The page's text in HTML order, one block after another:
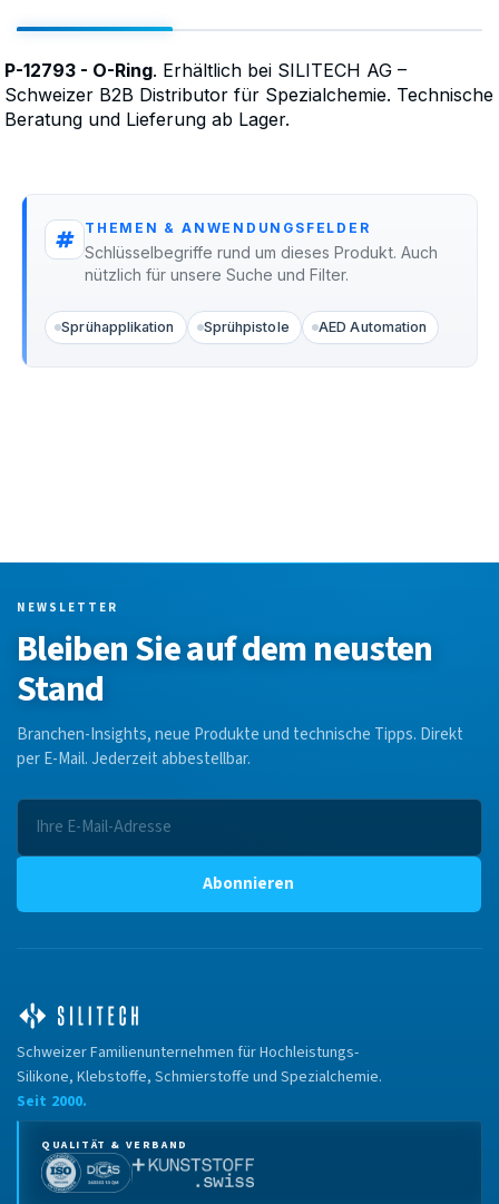
P-12793 - O-Ring. Erhältlich bei SILITECH AG –
Schweizer B2B Distributor für Spezialchemie. Technische
Beratung und Lieferung ab Lager.
THEMEN & ANWENDUNGSFELDER
Schlüsselbegriffe rund um dieses Produkt. Auch
nützlich für unsere Suche und Filter.
Sprühapplikation Sprühpistole AED Automation
NEWSLETTER
Bleiben Sie auf dem neusten
Stand
Branchen-Insights, neue Produkte und technische Tipps. Direkt
per E-Mail. Jederzeit abbestellbar.
Abonnieren
Schweizer Familienunternehmen für Hochleistungs-
Silikone, Klebstoffe, Schmierstoffe und Spezialchemie.
Seit 2000.
QUALITÄT & VERBAND